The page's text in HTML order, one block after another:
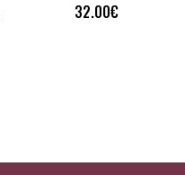
32.00€